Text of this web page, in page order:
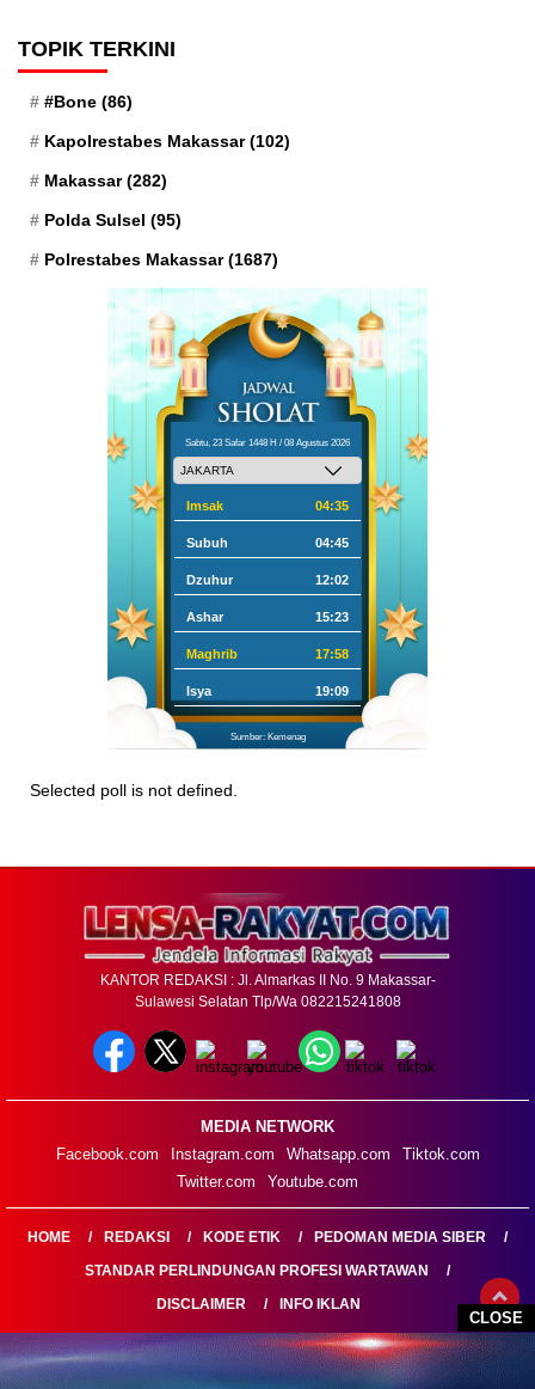
CLOSE
TOPIK TERKINI
#Bone (86)
Kapolrestabes Makassar(102)
Makassar(282)
Polda Sulsel (95)
Polrestabes Makassar(1687)
Sabtu, 23 Safar 1448 H / 08 Agustus 2026
Imsak 04:35
Subuh 04:45
Dzuhur 12:02
Ashar 15:23
Maghrib 17:58
Isya 19:09
Sumber: Kemenag
Selected poll is not defined.
KANTOR REDAKSI : Jl. Almarkas II No. 9 Makassar-
Sulawesi Selatan Tlp/Wa 082215241808
MEDIA NETWORK
Facebook.com
Instagram.com Whatsapp.com
Tiktok.com
Twitter.com
Youtube.com
HOME REDAKSI KODE ETIK
PEDOMAN MEDIA SIBER
STANDAR PERLINDUNGAN PROFESI WARTAWAN
DISCLAIMER
INFO IKLAN
LENSARAKYAT.COM@2026